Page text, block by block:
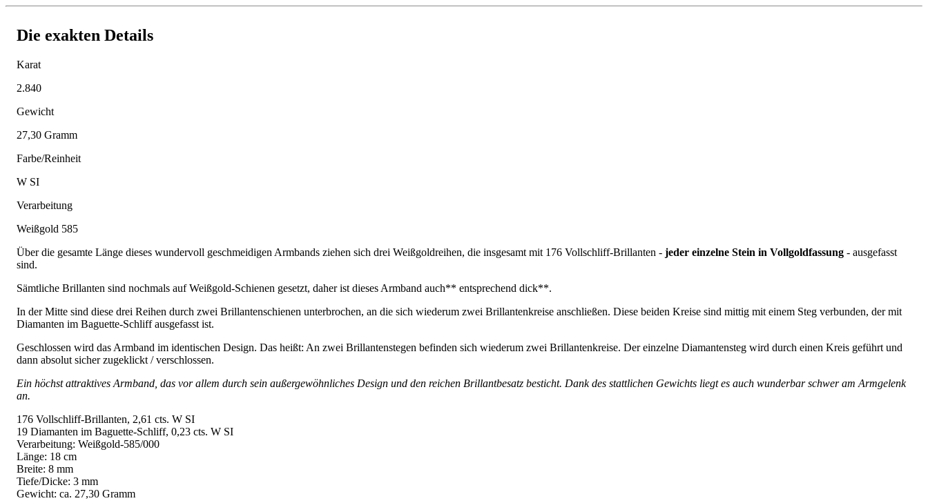
Die exakten Details
Karat
2.840
Gewicht
27,30 Gramm
Farbe/Reinheit
W SI
Verarbeitung
Weißgold 585
Über die gesamte Länge dieses wundervoll geschmeidigen Armbands ziehen sich drei Weißgoldreihen, die insgesamt mit 176 Vollschliff-Brillanten - jeder einzelne Stein in Vollgoldfassung - ausgefasst
sind.
Sämtliche Brillanten sind nochmals auf Weißgold-Schienen gesetzt, daher ist dieses Armband auch** entsprechend dick**.
In der Mitte sind diese drei Reihen durch zwei Brillantenschienen unterbrochen, an die sich wiederum zwei Brillantenkreise anschließen. Diese beiden Kreise sind mittig mit einem Steg verbunden, der mit
Diamanten im Baguette-Schliff ausgefasst ist.
Geschlossen wird das Armband im identischen Design. Das heißt: An zwei Brillantenstegen befinden sich wiederum zwei Brillantenkreise. Der einzelne Diamantensteg wird durch einen Kreis geführt und
dann absolut sicher zugeklickt / verschlossen.
Ein höchst attraktives Armband, das vor allem durch sein außergewöhnliches Design und den reichen Brillantbesatz besticht. Dank des stattlichen Gewichts liegt es auch wunderbar schwer am Armgelenk
an.
176 Vollschliff-Brillanten, 2,61 cts. W SI
19 Diamanten im Baguette-Schliff, 0,23 cts. W SI
Verarbeitung: Weißgold-585/000
Länge: 18 cm
Breite: 8 mm
Tiefe/Dicke: 3 mm
Gewicht: ca. 27,30 Gramm